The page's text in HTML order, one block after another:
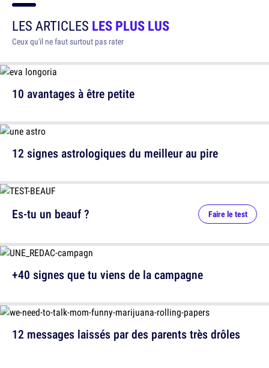
LES ARTICLES LES PLUS LUS
Ceux qu'il ne faut surtout pas rater
10 avantages à être petite
12 signes astrologiques du meilleur au pire
12 messages laissés par des parents très drôles
Es-tu un beauf ? Faire le test
+40 signes que tu viens de la campagne